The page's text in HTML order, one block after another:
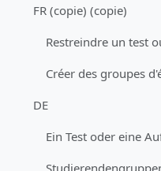
FR (copie) (copie)
DE